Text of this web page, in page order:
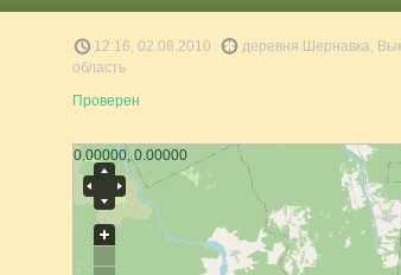
12:16, 02.08.2010
деревня Шернавка,
область
Проверен
0.00000, 0.00000